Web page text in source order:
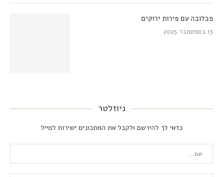
פבלובה עם פירות ירוקים
13 בספטמבר 2025
ניוזלטר
כדאי לך להירשם ולקבל את המתכונים ישירות למייל